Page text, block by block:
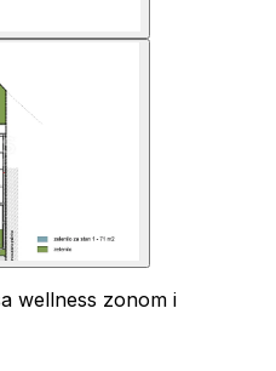
wellness zonom i